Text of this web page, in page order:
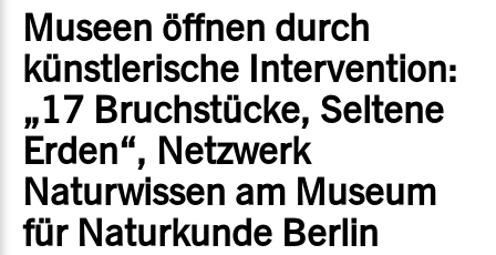
Museen öffnen durch
künstlerische Intervention:
„17 Bruchstücke, Seltene
Erden“, Netzwerk
Naturwissen am Museum
für Naturkunde Berlin